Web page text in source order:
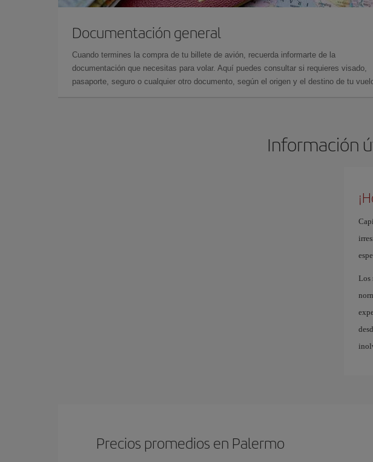
Documentación general
Cuando termines la compra de tu billete de avión, recuerda informarte de la
documentación que necesitas para volar. Aquí puedes consultar si requieres visado,
pasaporte, seguro o cualquier otro documento, según el origen y el destino de tu
Información
Los
Precios promedios en Palermo